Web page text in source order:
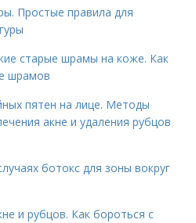
Простые правила для
старые шрамы на коже. Как
шрамов
пятен на лице. Методы
акне и удаления рубцов
ботокс для зоны вокруг
и рубцов. Как бороться с